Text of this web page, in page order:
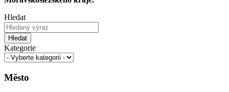
Hledat
Hledat
Kategorie
Město